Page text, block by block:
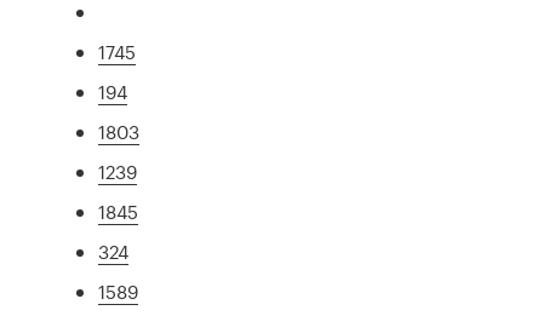
1745
194
1803
1239
1845
324
1589